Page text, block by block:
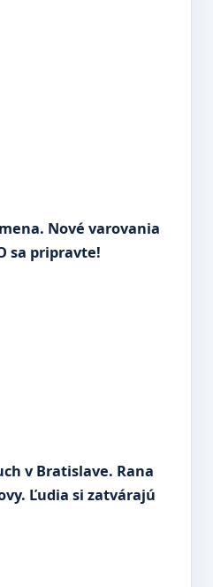
Nové varovania
sa pripravte!
v Bratislave. Rana
Ľudia si zatvárajú